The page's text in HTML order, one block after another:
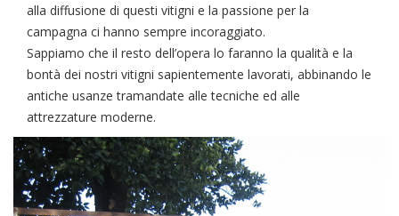
alla diffusione di questi vitigni e la passione per la
campagna ci hanno sempre incoraggiato.
Sappiamo che il resto dell’opera lo faranno la qualità e la
bontà dei nostri vitigni sapientemente lavorati, abbinando le
antiche usanze tramandate alle tecniche ed alle
attrezzature moderne.